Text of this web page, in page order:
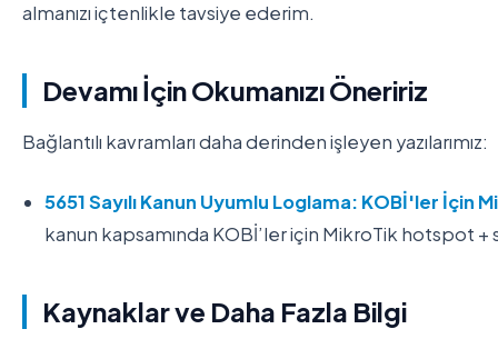
almanızı içtenlikle tavsiye ederim.
Devamı İçin Okumanızı Öneririz
Bağlantılı kavramları daha derinden işleyen yazılarımız:
5651 Sayılı Kanun Uyumlu Loglama: KOBİ'ler İçin
kanun kapsamında KOBİ’ler için MikroTik hotspot +
Kaynaklar ve Daha Fazla Bilgi